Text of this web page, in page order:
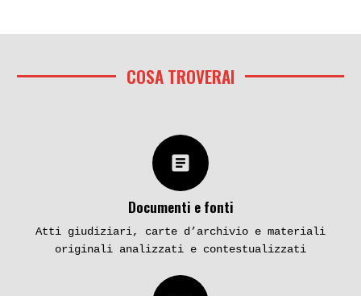
COSA TROVERAI
article
Documenti e fonti
Atti giudiziari, carte d’archivio e materiali
originali analizzati e contestualizzati